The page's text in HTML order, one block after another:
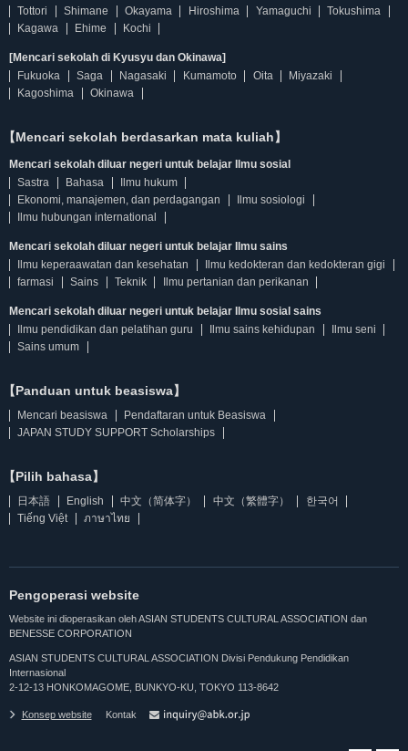
Tottori
Shimane Okayama Hiroshima Yamaguchi
Tokushima
Kagawa
Ehime Kochi
[Mencari sekolah di Kyusyu dan Okinawa]
Fukuoka
Saga Nagasaki Kumamoto Oita
Miyazaki
Kagoshima
Okinawa
【Mencari sekolah berdasarkan mata kuliah】
Mencari sekolah diluar negeri untuk belajar Ilmu sosial
Sastra
Bahasa
Ilmu hukum
Ekonomi, manajemen, dan perdagangan
Ilmu sosiologi
Ilmu hubungan international
Mencari sekolah diluar negeri untuk belajar Ilmu sains
Ilmu keperaawatan dan kesehatan
Ilmu kedokteran dan kedokteran gigi
farmasi
Sains Teknik Ilmu pertanian dan perikanan
Mencari sekolah diluar negeri untuk belajar Ilmu sosial sains
Ilmu pendidikan dan pelatihan guru
Ilmu sains kehidupan
Ilmu seni
Sains umum
【Panduan untuk beasiswa】
Mencari beasiswa
Pendaftaran untuk Beasiswa
JAPAN STUDY SUPPORT Scholarships
【Pilih bahasa】
日本語 English 中文（简体字） 中文（繁體字）
한국어
Tiếng Việt
ภาษาไทย
Pengoperasi website
Website ini dioperasikan oleh ASIAN STUDENTS CULTURAL ASSOCIATION dan
BENESSE CORPORATION
ASIAN STUDENTS CULTURAL ASSOCIATION Divisi Pendukung Pendidikan
Internasional
2-12-13 HONKOMAGOME, BUNKYO-KU, TOKYO 113-8642
Konsep website Kontak